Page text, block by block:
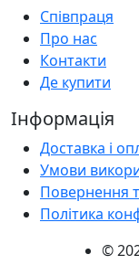
Співпраця
Про нас
Контакти
Де купити
Інформація
Доставка і
Умови
Повернення
Політика
©